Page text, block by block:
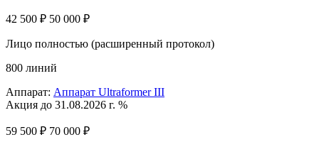
42 500 ₽ 50 000 ₽
Лицо полностью (расширенный протокол)
800 линий
Аппарат: Аппарат Ultraformer III
Акция до 31.08.2026 г. %
59 500 ₽ 70 000 ₽